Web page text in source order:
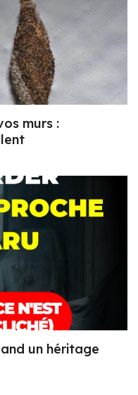
murs :
un héritage